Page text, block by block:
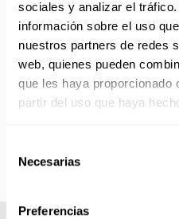
sociales y analizar el
información sobre el uso
nuestros partners de redes
web, quienes pueden
que les haya proporcionado
partir del uso que haya
Necesarias
Preferencias
Si adquieres productos
pedido se envía cuando
Los productos sin
partir de la fecha indicada
bordados y estampados
reanudan las